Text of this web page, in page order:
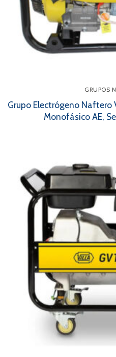
GRUPOS
Grupo Electrógeno
Monofásico AE,